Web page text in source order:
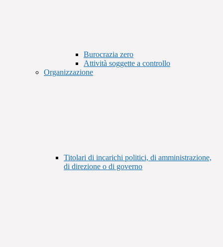
Burocrazia zero
Attività soggette a controllo
Organizzazione
Titolari di incarichi politici, di amministrazione,
di direzione o di governo